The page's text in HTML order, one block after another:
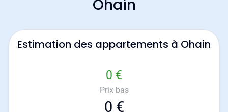
Ohain
Estimation des appartements à Ohain
0 €
Prix bas
0 €